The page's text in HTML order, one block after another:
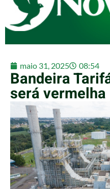
maio 31, 2025 08:54
Bandeira
será vermelha